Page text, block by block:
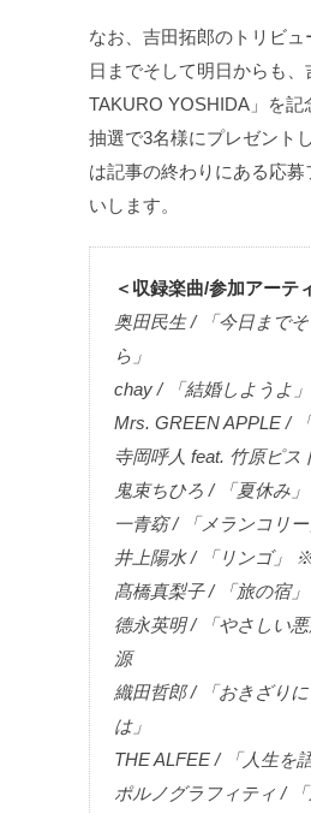
なお、吉田拓郎のトリビ
日までそして明日からも、
TAKURO YOSHIDA」を記
抽選で3名様にプレゼント
は記事の終わりにある応
いします。
＜収録楽曲/参加アーテ
奥田民生 / 「今日まで
ら」
chay / 「結婚しようよ」
Mrs. GREEN APPLE /
寺岡呼人 feat. 竹原ピス
鬼束ちひろ / 「夏休み」
一青窈 / 「メランコリー
井上陽水 / 「リンゴ」
髙橋真梨子 / 「旅の宿
德永英明 / 「やさしい
源
織田哲郎 / 「おきざり
は」
THE ALFEE / 「人生を
ポルノグラフィティ /